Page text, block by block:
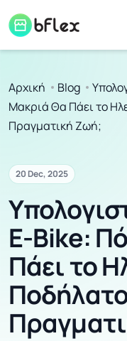
Αρχική Blog
Μακριά Θα Πάει το
Πραγματική Ζωή;
20 Dec, 2025
E-Bike:
Πάει το